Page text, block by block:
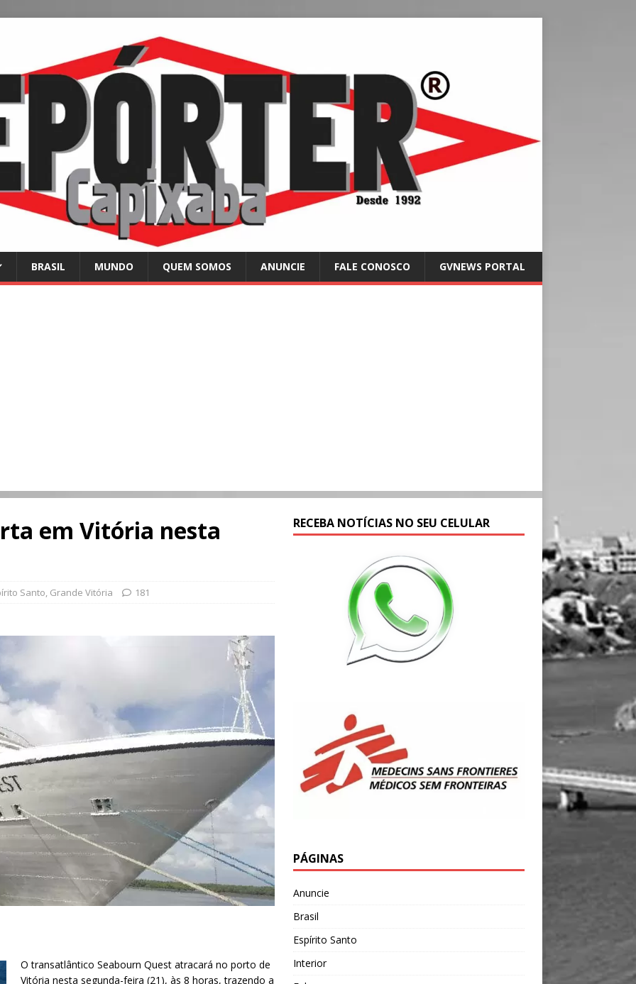
BRASIL MUNDO QUEM SOMOS ANUNCIE FALE CONOSCO GVNEWS PORTAL
em Vitória nesta
Santo, Grande Vitória 181
O transatlântico Seabourn Quest atracará no porto de
Vitória nesta segunda-feira (21), às 8 horas, trazendo a
RECEBA NOTÍCIAS NO SEU CELULAR
PÁGINAS
Anuncie
Brasil
Espírito Santo
Interior